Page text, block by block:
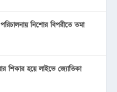
নিশোর বিপরীতে তমা
শিকার হয়ে লাইভে জ্যোতিকা